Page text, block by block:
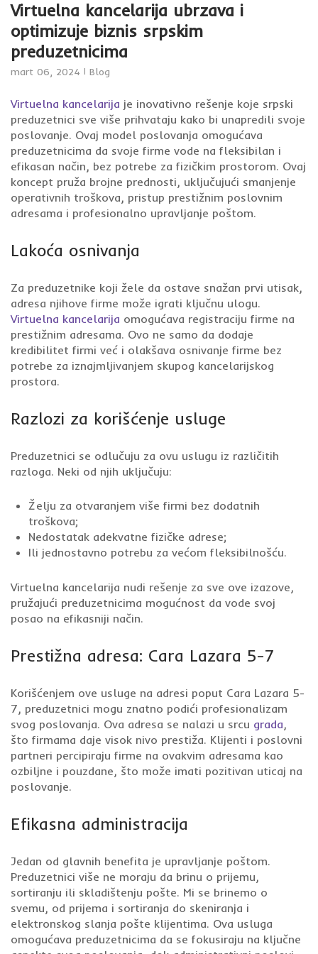
Virtuelna kancelarija ubrzava i
optimizuje biznis srpskim
preduzetnicima
mart 06, 2024 Blog
Virtuelna kancelarija je inovativno rešenje koje srpski
preduzetnici sve više prihvataju kako bi unapredili svoje
poslovanje. Ovaj model poslovanja omogućava
preduzetnicima da svoje firme vode na fleksibilan i
efikasan način, bez potrebe za fizičkim prostorom. Ovaj
koncept pruža brojne prednosti, uključujući smanjenje
operativnih troškova, pristup prestižnim poslovnim
adresama i profesionalno upravljanje poštom.
Lakoća osnivanja
Za preduzetnike koji žele da ostave snažan prvi utisak,
adresa njihove firme može igrati ključnu ulogu.
Virtuelna kancelarija omogućava registraciju firme na
prestižnim adresama. Ovo ne samo da dodaje
kredibilitet firmi već i olakšava osnivanje firme bez
potrebe za iznajmljivanjem skupog kancelarijskog
prostora.
Razlozi za korišćenje usluge
Preduzetnici se odlučuju za ovu uslugu iz različitih
razloga. Neki od njih uključuju:
Želju za otvaranjem više firmi bez dodatnih
troškova;
Nedostatak adekvatne fizičke adrese;
Ili jednostavno potrebu za većom fleksibilnošću.
Virtuelna kancelarija nudi rešenje za sve ove izazove,
pružajući preduzetnicima mogućnost da vode svoj
posao na efikasniji način.
Prestižna adresa: Cara Lazara 5-7
Korišćenjem ove usluge na adresi poput Cara Lazara 5-
7, preduzetnici mogu znatno podići profesionalizam
svog poslovanja. Ova adresa se nalazi u srcu grada,
što firmama daje visok nivo prestiža. Klijenti i poslovni
partneri percipiraju firme na ovakvim adresama kao
ozbiljne i pouzdane, što može imati pozitivan uticaj na
poslovanje.
Efikasna administracija
Jedan od glavnih benefita je upravljanje poštom.
Preduzetnici više ne moraju da brinu o prijemu,
sortiranju ili skladištenju pošte. Mi se brinemo o
svemu, od prijema i sortiranja do skeniranja i
elektronskog slanja pošte klijentima. Ova usluga
omogućava preduzetnicima da se fokusiraju na ključne